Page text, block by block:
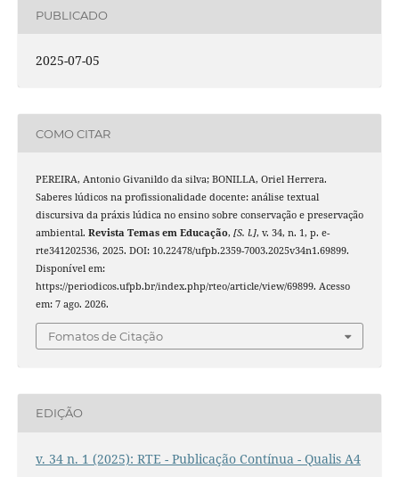
PUBLICADO
2025-07-05
COMO CITAR
PEREIRA, Antonio Givanildo da silva; BONILLA, Oriel Herrera.
Saberes lúdicos na profissionalidade docente: análise textual
discursiva da práxis lúdica no ensino sobre conservação e preservação
ambiental. Revista Temas em Educação, [S. l.], v. 34, n. 1, p. e-
rte341202536, 2025. DOI: 10.22478/ufpb.2359-7003.2025v34n1.69899.
Disponível em:
https://periodicos.ufpb.br/index.php/rteo/article/view/69899. Acesso
em: 7 ago. 2026.
Fomatos de Citação
EDIÇÃO
v. 34 n. 1 (2025): RTE - Publicação Contínua - Qualis A4